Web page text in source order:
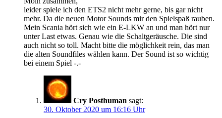
leider spiele ich den ETS2 nicht mehr gerne, bis gar nicht
mehr. Da die neuen Motor Sounds mir den Spielspaß rauben.
Mein Scania hört sich wie ein E-LKW an und man hört nur
unter Last etwas. Genau wie die Schaltgeräusche. Die sind
auch nicht so toll. Macht bitte die möglichkeit rein, das man
die alten Soundfiles wählen kann. Der Sound ist so wichtig
bei einem Spiel -.-
Cry Posthuman sagt:
30. Oktober 2020 um 16:16 Uhr